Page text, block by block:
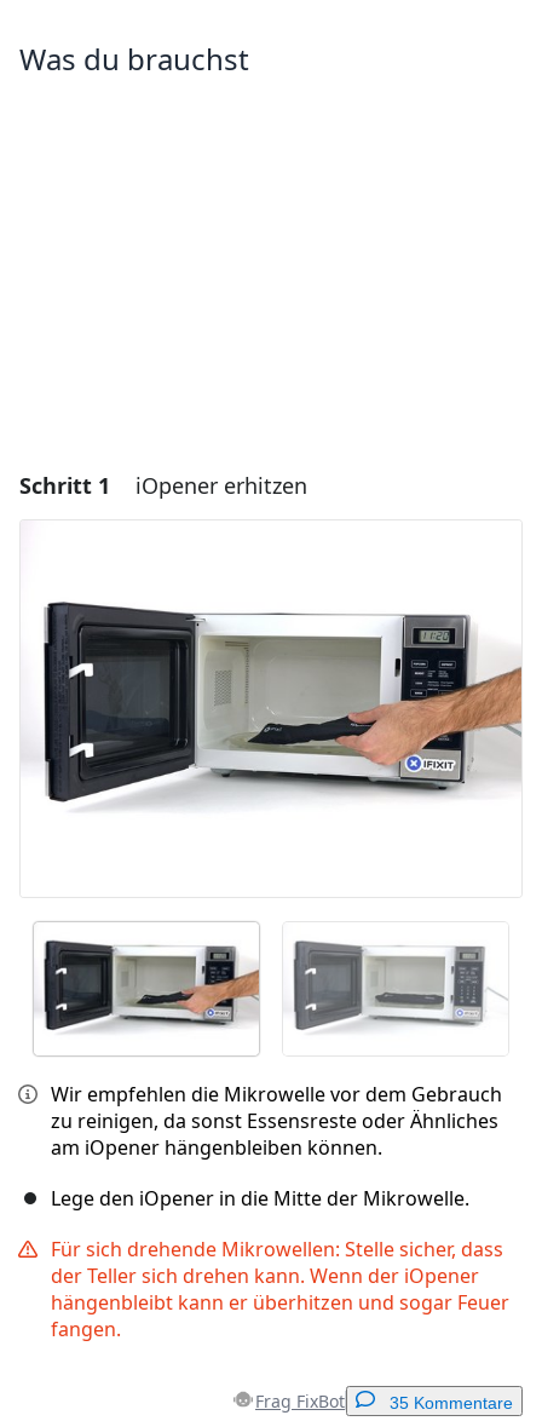
Was du brauchst
Schritt 1 iOpener erhitzen
Wir empfehlen die Mikrowelle vor dem Gebrauch
zu reinigen, da sonst Essensreste oder Ähnliches
am iOpener hängenbleiben können.
Lege den iOpener in die Mitte der Mikrowelle.
Für sich drehende Mikrowellen: Stelle sicher, dass
der Teller sich drehen kann. Wenn der iOpener
hängenbleibt kann er überhitzen und sogar Feuer
fangen.
Frag FixBot 35 Kommentare